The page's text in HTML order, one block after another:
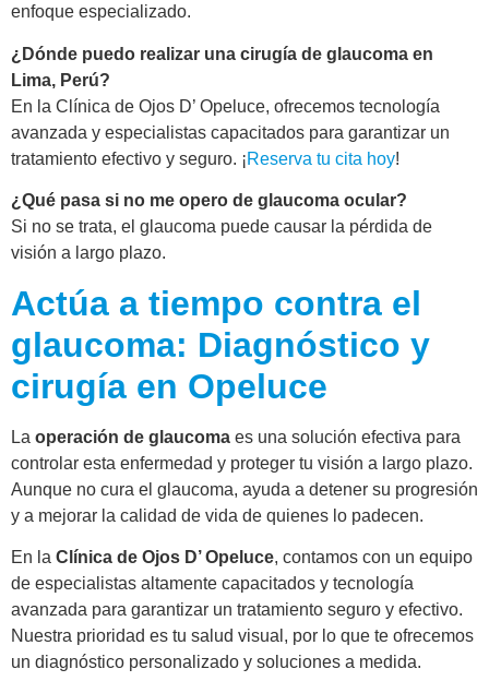
enfoque especializado.
¿Dónde puedo realizar una cirugía de glaucoma en
Lima, Perú?
En la Clínica de Ojos D’ Opeluce, ofrecemos tecnología
avanzada y especialistas capacitados para garantizar un
tratamiento efectivo y seguro. ¡Reserva tu cita hoy!
¿Qué pasa si no me opero de glaucoma ocular?
Si no se trata, el glaucoma puede causar la pérdida de
visión a largo plazo.
Actúa a tiempo contra el
glaucoma: Diagnóstico y
cirugía en Opeluce
La operación de glaucoma es una solución efectiva para
controlar esta enfermedad y proteger tu visión a largo plazo.
Aunque no cura el glaucoma, ayuda a detener su progresión
y a mejorar la calidad de vida de quienes lo padecen.
En la Clínica de Ojos D’ Opeluce, contamos con un equipo
de especialistas altamente capacitados y tecnología
avanzada para garantizar un tratamiento seguro y efectivo.
Nuestra prioridad es tu salud visual, por lo que te ofrecemos
un diagnóstico personalizado y soluciones a medida.